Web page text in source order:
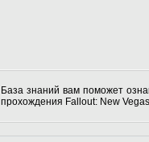
База знаний вам поможет
прохождения Fallout: New Vegas